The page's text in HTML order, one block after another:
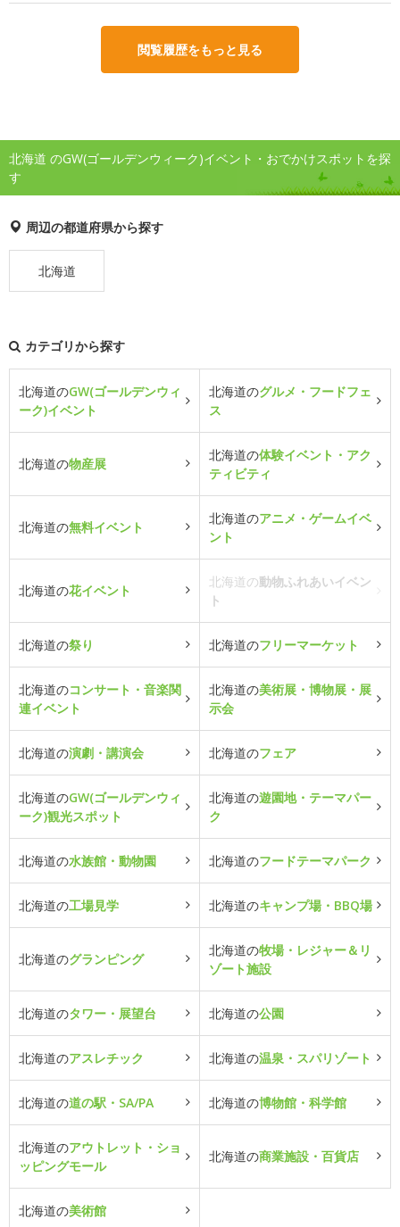
閲覧履歴をもっと見る
北海道 のGW(ゴールデンウィーク)イベント・おでかけスポットを探
す
周辺の都道府県から探す
北海道
カテゴリから探す
北海道のGW(ゴールデンウィ
ーク)イベント
北海道のグルメ・フードフェ
ス
北海道の物産展
北海道の体験イベント・アク
ティビティ
北海道の無料イベント
北海道のアニメ・ゲームイベ
ント
北海道の花イベント
北海道の動物ふれあいイベン
ト
北海道の祭り 北海道のフリーマーケット
北海道のコンサート・音楽関
連イベント
北海道の美術展・博物展・展
示会
北海道の演劇・講演会 北海道のフェア
北海道のGW(ゴールデンウィ
ーク)観光スポット
北海道の遊園地・テーマパー
ク
北海道の水族館・動物園 北海道のフードテーマパーク
北海道の工場見学 北海道のキャンプ場・BBQ場
北海道のグランピング
北海道の牧場・レジャー＆リ
ゾート施設
北海道のタワー・展望台 北海道の公園
北海道のアスレチック 北海道の温泉・スパリゾート
北海道の道の駅・SA/PA 北海道の博物館・科学館
北海道のアウトレット・ショ
ッピングモール
北海道の商業施設・百貨店
北海道の美術館